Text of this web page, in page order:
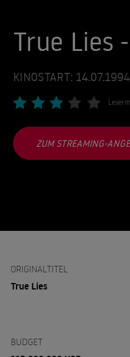
True Lies
KINOSTART:
ZUM STREAMING-
ORIGINALTITEL
True Lies
BUDGET